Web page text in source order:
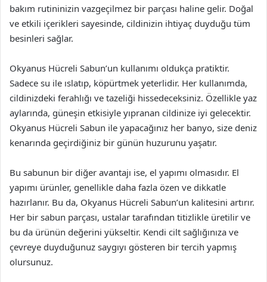
bakım rutininizin vazgeçilmez bir parçası haline gelir. Doğal
ve etkili içerikleri sayesinde, cildinizin ihtiyaç duyduğu tüm
besinleri sağlar.
Okyanus Hücreli Sabun’un kullanımı oldukça pratiktir.
Sadece su ile ıslatıp, köpürtmek yeterlidir. Her kullanımda,
cildinizdeki ferahlığı ve tazeliği hissedeceksiniz. Özellikle yaz
aylarında, güneşin etkisiyle yıpranan cildinize iyi gelecektir.
Okyanus Hücreli Sabun ile yapacağınız her banyo, size deniz
kenarında geçirdiğiniz bir günün huzurunu yaşatır.
Bu sabunun bir diğer avantajı ise, el yapımı olmasıdır. El
yapımı ürünler, genellikle daha fazla özen ve dikkatle
hazırlanır. Bu da, Okyanus Hücreli Sabun’un kalitesini artırır.
Her bir sabun parçası, ustalar tarafından titizlikle üretilir ve
bu da ürünün değerini yükseltir. Kendi cilt sağlığınıza ve
çevreye duyduğunuz saygıyı gösteren bir tercih yapmış
olursunuz.